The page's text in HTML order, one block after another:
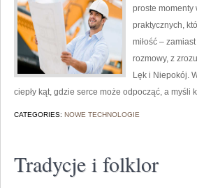
proste momenty
praktycznych,
miłość –
rozmowy, z
Lęk i Niepokój.
ciepły kąt, gdzie serce może odpocząć, a
CATEGORIES: NOWE TECHNOLOGIE
Tradycje i folklor